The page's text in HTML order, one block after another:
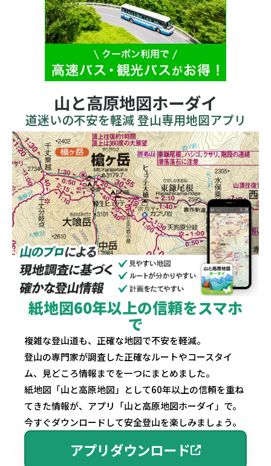
山と高原地図ホーダイ
道迷いの不安を軽減 登山専用地図アプリ
紙地図60年以上の信頼をスマホ
で
複雑な登山道も、正確な地図で不安を軽減。
登山の専門家が調査した正確なルートやコースタイ
ム、見どころ情報までを一つにまとめました。
紙地図「山と高原地図」として60年以上の信頼を重ね
てきた情報が、アプリ「山と高原地図ホーダイ」で。
今すぐダウンロードして安全登山を楽しみましょう。
アプリダウンロード